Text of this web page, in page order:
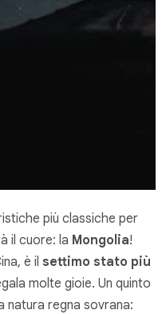
più classiche per
il cuore: la Mongolia!
è il settimo stato più
molte gioie. Un quinto
regna sovrana: